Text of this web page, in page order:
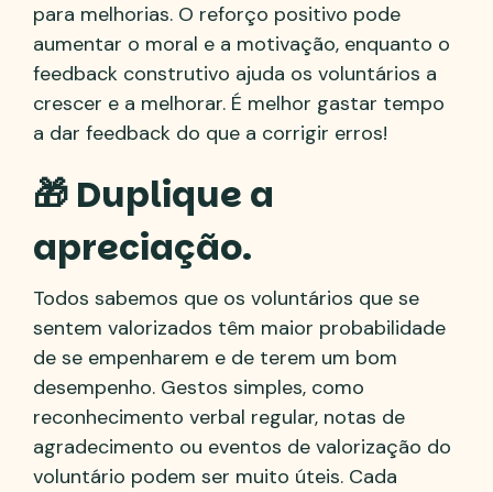
para melhorias. O reforço positivo pode
aumentar o moral e a motivação, enquanto o
feedback construtivo ajuda os voluntários a
crescer e a melhorar. É melhor gastar tempo
a dar feedback do que a corrigir erros!
🎁 Duplique a
apreciação.
Todos sabemos que os voluntários que se
sentem valorizados têm maior probabilidade
de se empenharem e de terem um bom
desempenho. Gestos simples, como
reconhecimento verbal regular, notas de
agradecimento ou eventos de valorização do
voluntário podem ser muito úteis. Cada